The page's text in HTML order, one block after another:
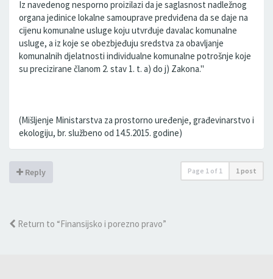
Iz navedenog nesporno proizilazi da je saglasnost nadležnog
organa jedinice lokalne samouprave predviđena da se daje na
cijenu komunalne usluge koju utvrđuje davalac komunalne
usluge, a iz koje se obezbjeđuju sredstva za obavljanje
komunalnih djelatnosti individualne komunalne potrošnje koje
su precizirane članom 2. stav 1. t. a) do j) Zakona."
(Mišljenje Ministarstva za prostorno uređenje, građevinarstvo i
ekologiju, br. službeno od 14.5.2015. godine)
Reply Page 1 of 1 1 post
Return to “Finansijsko i porezno pravo”